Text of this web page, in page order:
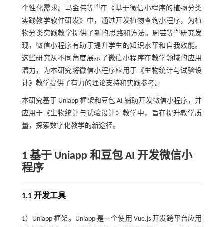
个性化需求。马金伟等 4] 在《基于微信小程序的植物分类
实践教学软件研发》中，通过开发植物查询小程序，为植
物分类实践教学提供了新的思路和方法。周芸等 5 研究发
现，微信小程序有助于提升学生的知识水平和自我效能。
这些研究从不同角度展示了微信小程序在教学领域的应用
潜力，为本研究将微信小程序应用于《生物统计与试验设
计》教学提供了有力的理论支持和实践参考。
本研究基于 Uniapp 框架和豆包 AI 辅助开发微信小程序，并
应用于《生物统计与试验设计》教学中，旨在提升教学质
量，探索数字化教学的新途径。
1 基于 Uniapp 和豆包 AI 开发微信小
程序
1.1 开发工具
1）Uniapp 框架。Uniapp 是一个使用 Vue.js 开发跨平台应用